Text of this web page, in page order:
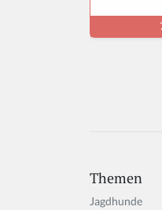
Themen
Jagdhunde